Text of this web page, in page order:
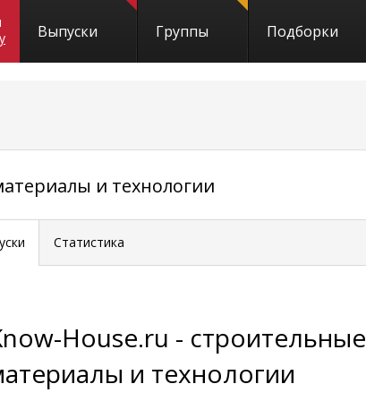
Выпуски Группы Подборки
и технологии
Статистика
House.ru - строительные
и технологии